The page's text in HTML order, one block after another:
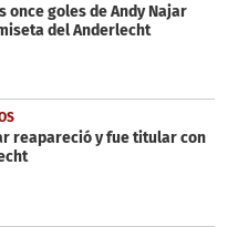
once goles de Andy Najar
del Anderlecht
reapareció y fue titular con